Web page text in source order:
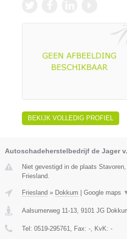
BEKIJK VOLLEDIG PROFIEL
Autoschadeherstelbedrijf de Jager
Niet gevestigd in de plaats
Friesland.
Friesland » Dokkum Google maps
Aalsumerweg 11-13, 9101 JG
Tel: 0519-295761, Fax: -, KvK: -